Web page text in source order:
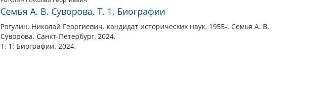
Семья А. В. Суворова. Т. 1. Биографии
Рогулин. Николай Георгиевич. кандидат исторических наук. 1955-. Семья А. В.
Суворова. Санкт-Петербург, 2024.
Т. 1: Биографии. 2024.